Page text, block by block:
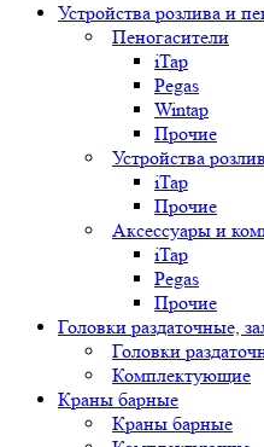
Устройства розлива и
Пеногасители
iTap
Pegas
Wintap
Прочие
Устройства
iTap
Прочие
Аксессуары и
iTap
Pegas
Прочие
Головки раздаточные,
Головки
Комплектующие
Краны барные
Краны барные